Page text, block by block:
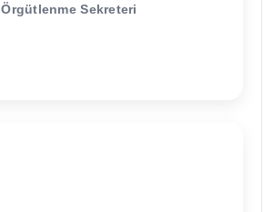
Örgütlenme Sekreteri